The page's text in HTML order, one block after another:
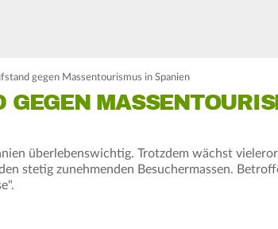
gegen Massentourismus in Spanien
GEGEN
überlebenswichtig. Trotzdem wächst
stetig zunehmenden Besuchermassen.